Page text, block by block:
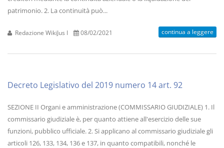
patrimonio. 2. La continuità può...
Redazione WikiJus I 08/02/2021 continua a leggere
Decreto Legislativo del 2019 numero 14 art. 92
SEZIONE II Organi e amministrazione (COMMISSARIO GIUDIZIALE) 1. Il
commissario giudiziale è, per quanto attiene all'esercizio delle sue
funzioni, pubblico ufficiale. 2. Si applicano al commissario giudiziale gli
articoli 126, 133, 134, 136 e 137, in quanto compatibili, nonché le